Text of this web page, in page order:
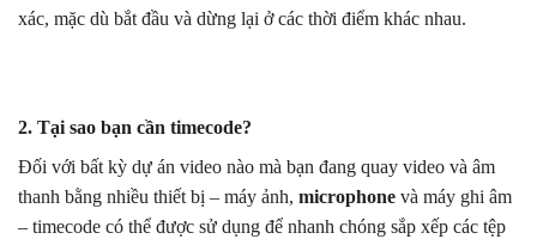
xác, mặc dù bắt đầu và dừng lại ở các thời điểm khác nhau.
2. Tại sao bạn cần timecode?
Đối với bất kỳ dự án video nào mà bạn đang quay video và âm
thanh bằng nhiều thiết bị – máy ảnh, microphone và máy ghi âm
– timecode có thể được sử dụng để nhanh chóng sắp xếp các tệp